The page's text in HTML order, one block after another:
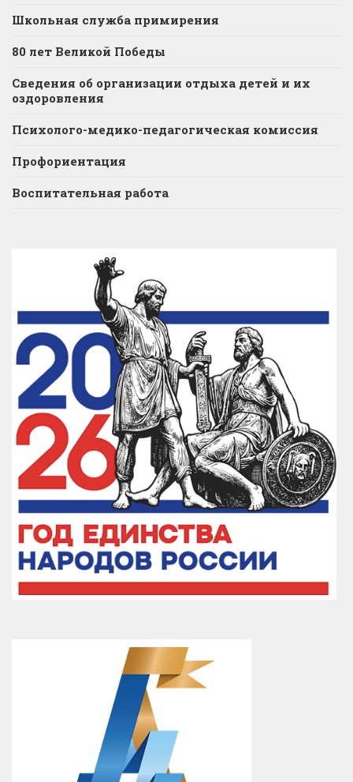
Школьная служба примирения
80 лет Великой Победы
Сведения об организации отдыха детей и их
оздоровления
Психолого-медико-педагогическая комиссия
Профориентация
Воспитательная работа